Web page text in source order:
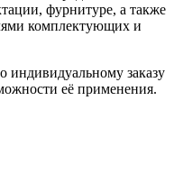
фурнитуре, а также
комплектующих и
индивидуальному заказу
её применения.